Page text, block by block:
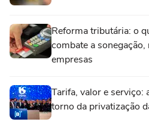
Reforma tributária: o
combate a
empresas
Tarifa, valor e serviço:
torno da privatização